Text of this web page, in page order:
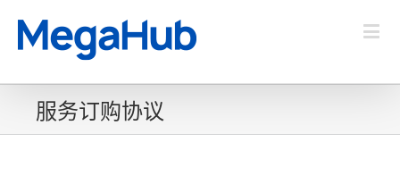
服务订购协议